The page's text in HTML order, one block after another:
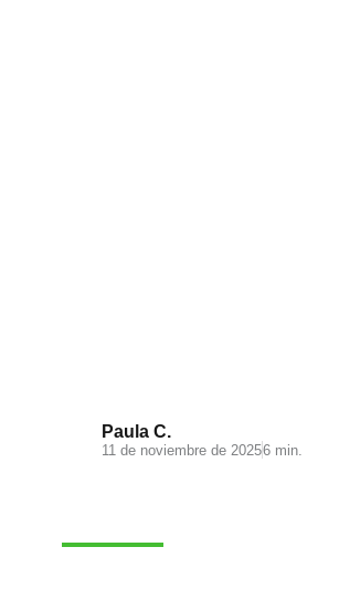
Paula C.
11 de noviembre de 20256 min.